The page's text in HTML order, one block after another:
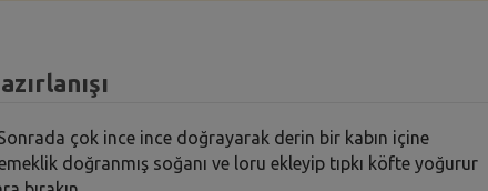
çok ince ince doğrayarak derin bir kabın içine
doğranmış soğanı ve loru ekleyip tıpkı köfte yoğurur